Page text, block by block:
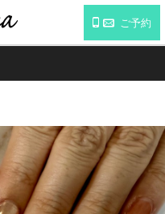
ご予約